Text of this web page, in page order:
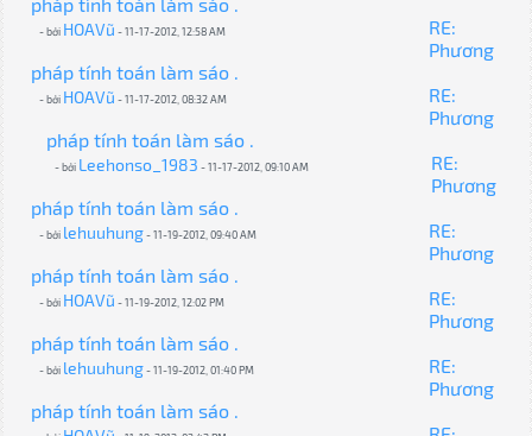
pháp tính toán làm sáo .
- bởi HOAVũ - 11-17-2012, 12:58 AM
RE:
Phương
pháp tính toán làm sáo .
- bởi HOAVũ - 11-17-2012, 08:32 AM
RE:
Phương
pháp tính toán làm sáo .
- bởi Leehonso_1983 - 11-17-2012, 09:10 AM
RE:
Phương
pháp tính toán làm sáo .
- bởi lehuuhung- 11-19-2012, 09:40 AM
RE:
Phương
pháp tính toán làm sáo .
- bởi HOAVũ - 11-19-2012, 12:02 PM
RE:
Phương
pháp tính toán làm sáo .
- bởi lehuuhung- 11-19-2012, 01:40 PM
RE:
Phương
pháp tính toán làm sáo .